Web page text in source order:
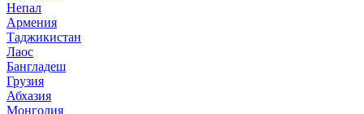
Непал
Армения
Таджикистан
Лаос
Бангладеш
Грузия
Абхазия
Монголия